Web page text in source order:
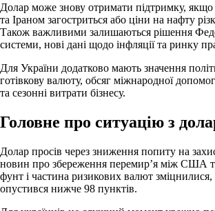
Долар може знову отримати підтримку,
та Іраном загостриться або ціни на нафту
Також важливими залишаються рішення
системи, нові дані щодо інфляції та ринку
Для України додатково мають значення
готівкову валюту, обсяг міжнародної
та сезонні витрати бізнесу.
Головне про ситуацію з
Долар просів через зниження попиту на
новин про збереження перемир’я між США
фунт і частина ризикових валют зміцнилися,
опустився нижче 98 пунктів.